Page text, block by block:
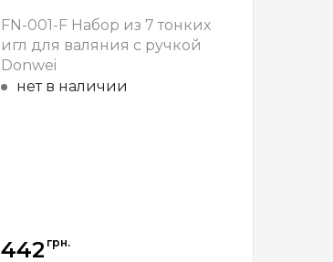
FN-001-F Набор из 7 тонких
игл для валяния с ручкой
Donwei
нет в наличии
442 грн.